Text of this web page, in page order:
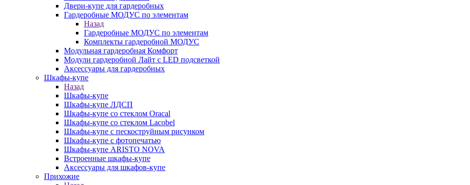
Двери-купе для гардеробных
Гардеробные МОДУС по элементам
Назад
Гардеробные МОДУС по элементам
Комплекты гардеробной МОДУС
Модульная гардеробная Комфорт
Модули гардеробной Лайт с LED подсветкой
Аксессуары для гардеробных
Шкафы-купе
Назад
Шкафы-купе
Шкафы-купе ЛДСП
Шкафы-купе со стеклом Oracal
Шкафы-купе со стеклом Lacobel
Шкафы-купе с пескоструйным рисунком
Шкафы-купе с фотопечатью
Шкафы-купе ARISTO NOVA
Встроенные шкафы-купе
Аксессуары для шкафов-купе
Прихожие